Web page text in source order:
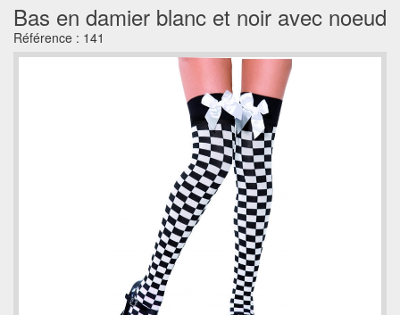
Bas en damier blanc et noir avec noeud
Référence : 141